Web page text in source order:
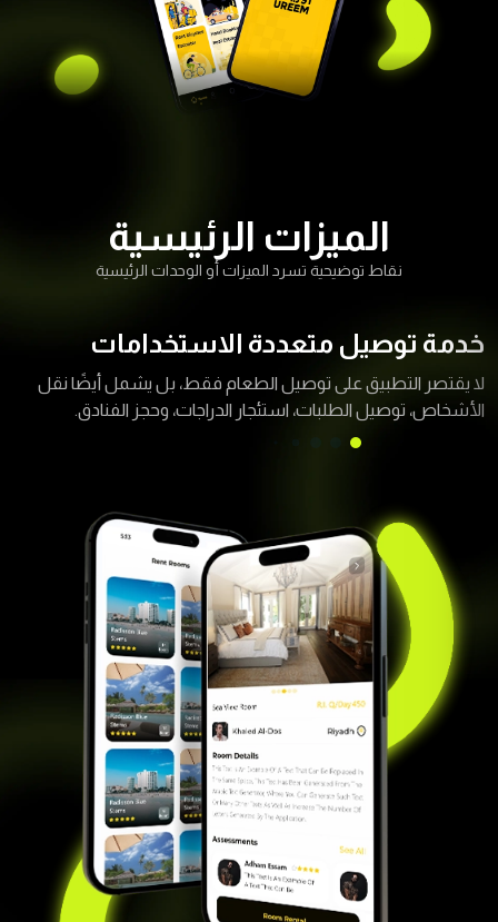
الميزات الرئيسية
نقاط توضيحية تسرد الميزات أو الوحدات الرئيسية
خدمة توصيل متعددة الاستخدامات
لا يقتصر التطبيق على توصيل الطعام فقط، بل يشمل أيضًا نقل
الأشخاص، توصيل الطلبات، استئجار الدراجات، وحجز الفنادق.